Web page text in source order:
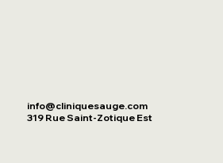
info@cliniquesauge.com
319 Rue Saint-Zotique Est